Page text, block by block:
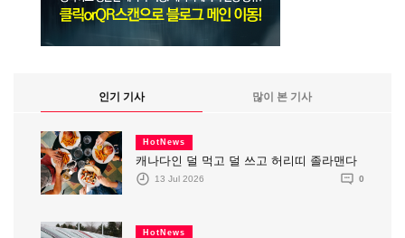
인기 기사 많이 본 기사
HotNews
캐나다인 덜 먹고 덜 쓰고 허리띠 졸라맨다
13 Jul 2026 0
HotNews